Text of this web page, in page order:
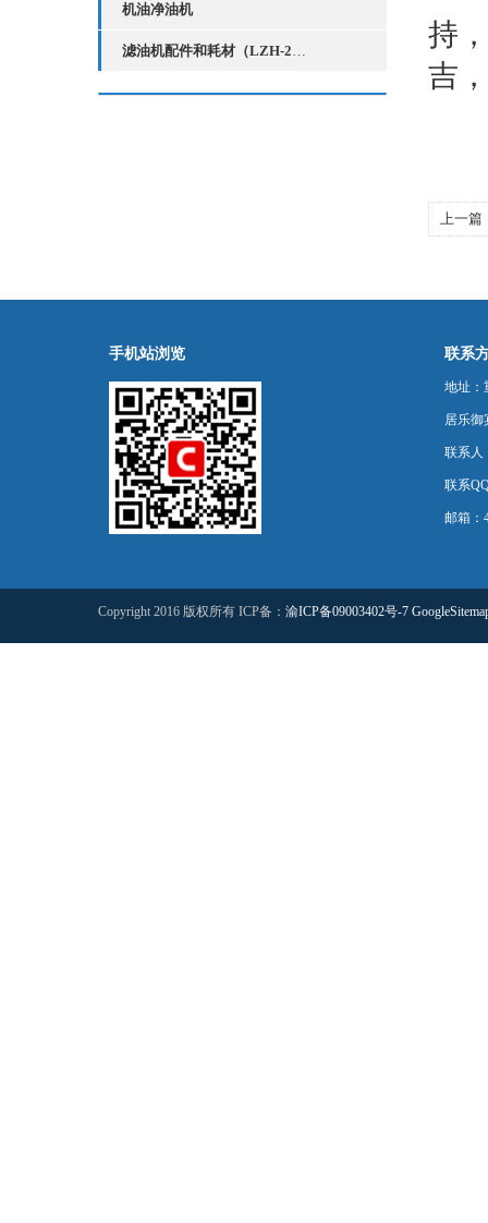
机油净油机
滤油机配件和耗材（LZH-2红外线液位控制器）
持
吉
上一篇
手机站浏览 联系
地址：
居乐御
联系人
联系
邮箱：
Copyright 2016 版权所有 ICP备： 渝ICP备09003402号-7